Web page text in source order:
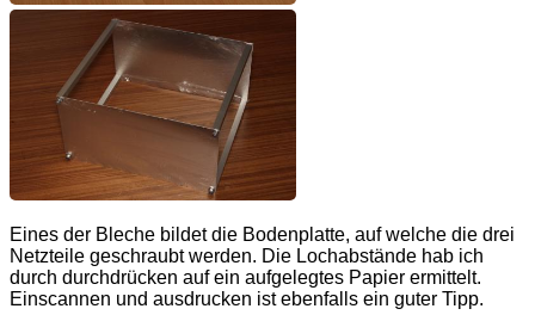
Eines der Bleche bildet die Bodenplatte, auf welche die drei
Netzteile geschraubt werden. Die Lochabstände hab ich
durch durchdrücken auf ein aufgelegtes Papier ermittelt.
Einscannen und ausdrucken ist ebenfalls ein guter Tipp.